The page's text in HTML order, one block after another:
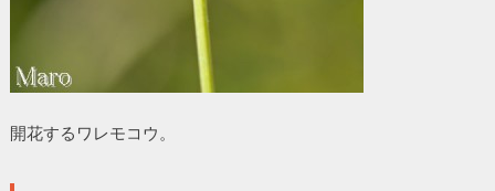
開花するワレモコウ。